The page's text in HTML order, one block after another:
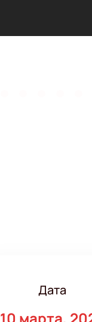
Дата
10 марта,